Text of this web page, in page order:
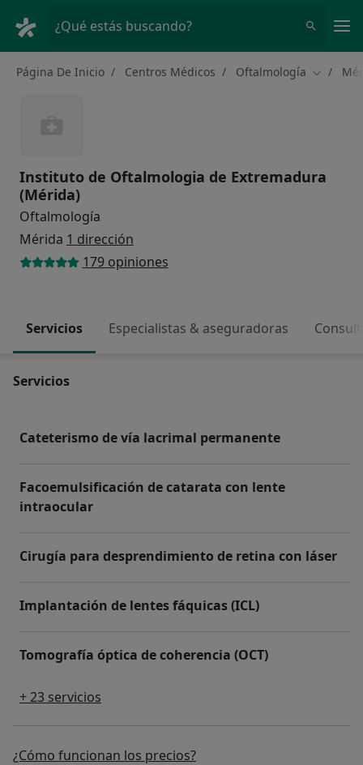
¿Qué estás buscando?
Página De Inicio Centros Médicos Oftalmología Cambiar
Instituto de Oftalmologia de Extremadura
(Mérida)
Oftalmología
Mérida 1 dirección
179 opiniones
Servicios Especialistas & aseguradoras
Servicios
Cateterismo de vía lacrimal permanente
Facoemulsificación de catarata con lente
intraocular
Cirugía para desprendimiento de retina con láser
Implantación de lentes fáquicas (ICL)
Tomografía óptica de coherencia (OCT)
+ 23 servicios
¿Cómo funcionan los precios?